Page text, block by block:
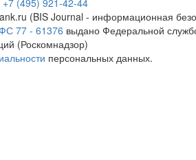
+7 (495) 921-42-44
(BIS Journal - информационная
77 - 61376 выдано Федеральной
(Роскомнадзор)
персональных данных.